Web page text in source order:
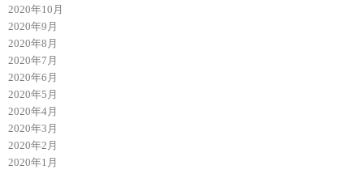
2020年10月
2020年9月
2020年8月
2020年7月
2020年6月
2020年5月
2020年4月
2020年3月
2020年2月
2020年1月